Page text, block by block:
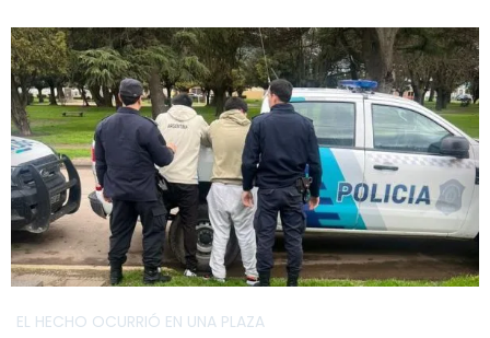
EL HECHO OCURRIÓ EN UNA PLAZA